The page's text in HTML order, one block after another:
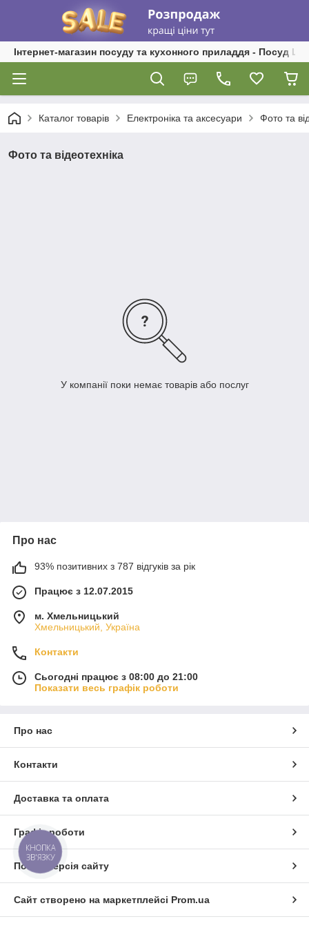
Інтернет-магазин посуду та кухонного приладдя - Посуд
Каталог товарів Електроніка та аксесуари Фото та
Фото та відеотехніка
У компанії поки немає товарів або послуг
Про нас
93% позитивних з 787 відгуків за рік
Працює з 12.07.2015
м. Хмельницький
Хмельницький, Україна
Контакти
Сьогодні працює з 08:00 до 21:00
Показати весь графік роботи
Про нас
Контакти
Доставка та оплата
Графік роботи
Повна версія сайту
Сайт створено на маркетплейсі Prom.ua
КНОПКА
ЗВ'ЯЗКУ